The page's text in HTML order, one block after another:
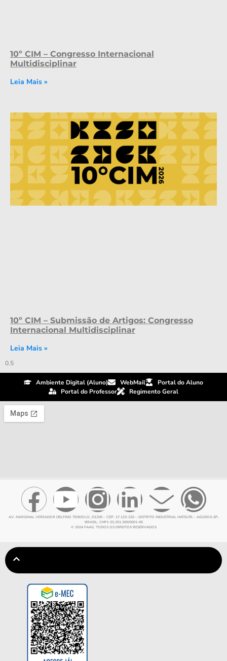
10º CIM – Congresso Internacional
Multidisciplinar
Leia Mais »
10º CIM – Submissão de Artigos: Congresso
Internacional Multidisciplinar
Leia Mais »
Ambiente Digital (Aluno) WebMail
Portal do Aluno
Portal do Professor
Regimento Geral
AV. MARGINAL VEREADOR DELFINO TENDOLO, D1200 – CEP: 17.123-220 – DISTRITO INDUSTRIAL HATSUTA – AGUDOS-SP,
BRASIL. CNPJ: 03.251.369/0001-65
© 2024 FAAG. TODOS OS DIREITOS RESERVADOS